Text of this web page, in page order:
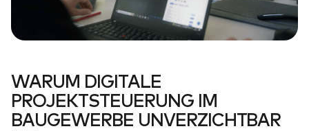
WARUM DIGITALE
PROJEKTSTEUERUNG IM
BAUGEWERBE UNVERZICHTBAR